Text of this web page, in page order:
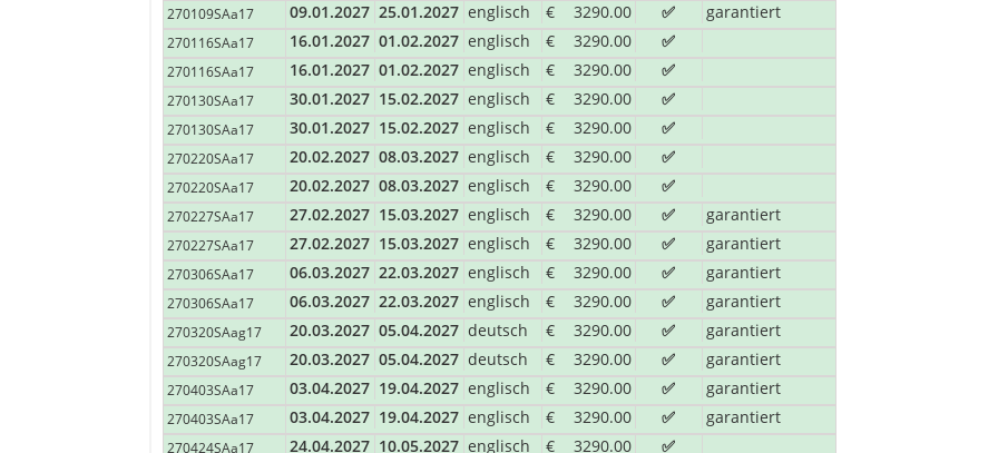
Tag 9: Eastern Cape Beaches
WILD COAST
Die Wild Coast ist noch ein weitgehend unberührtes Naturparadies in Südafrika geblieben. Es
anmutende Küstenabschnitte, offene Flächen und ursprüngliche Waldgebiete zu bestaunen.
Frühstück wir von der Reiseleitung mit Hilfe der Gruppe zubereitet
Mittagessen wir von der Reiseleitung mit Hilfe der Gruppe zubereitet
Abendessen wir von der Reiseleitung mit Hilfe der Gruppe zubereitet
±600km, 8:30 Std. tatsächliche Fahrzeit . Die Straße dauert lang, mit Vieh und vielen Dörfern,
von ±10 Std. erwarten.
Tag 10: Eastern Cape Beaches
WILD COAST
Der heutige Tag steht zur freien Verfügung. Das ist die beste Gelegenheit, die Gegend zu
oder an den Strand zu gehen.
Frühstück wir von der Reiseleitung mit Hilfe der Gruppe zubereitet
Mittagessen wir von der Reiseleitung mit Hilfe der Gruppe zubereitet
Abendessen wir von der Reiseleitung mit Hilfe der Gruppe zubereitet
270109SAa17 09.01.2027 25.01.2027 englisch € 3290.00 ✅ garantiert
270116SAa17 16.01.2027 01.02.2027 englisch € 3290.00 ✅
270116SAa17 16.01.2027 01.02.2027 englisch € 3290.00 ✅
270130SAa17 30.01.2027 15.02.2027 englisch € 3290.00 ✅
270130SAa17 30.01.2027 15.02.2027 englisch € 3290.00 ✅
270220SAa17 20.02.2027 08.03.2027 englisch € 3290.00 ✅
270220SAa17 20.02.2027 08.03.2027 englisch € 3290.00 ✅
270227SAa17 27.02.2027 15.03.2027 englisch € 3290.00 ✅ garantiert
270227SAa17 27.02.2027 15.03.2027 englisch € 3290.00 ✅ garantiert
270306SAa17 06.03.2027 22.03.2027 englisch € 3290.00 ✅ garantiert
270306SAa17 06.03.2027 22.03.2027 englisch € 3290.00 ✅ garantiert
270320SAag17 20.03.2027 05.04.2027 deutsch € 3290.00 ✅ garantiert
270320SAag17 20.03.2027 05.04.2027 deutsch € 3290.00 ✅ garantiert
270403SAa17 03.04.2027 19.04.2027 englisch € 3290.00 ✅ garantiert
270403SAa17 03.04.2027 19.04.2027 englisch € 3290.00 ✅ garantiert
270424SAa17 24.04.2027 10.05.2027 englisch € 3290.00 ✅